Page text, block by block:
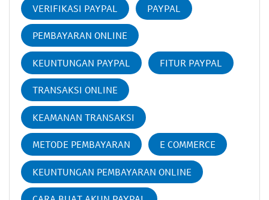
VERIFIKASI PAYPAL PAYPAL
PEMBAYARAN ONLINE
KEUNTUNGAN PAYPAL FITUR PAYPAL
TRANSAKSI ONLINE
KEAMANAN TRANSAKSI
METODE PEMBAYARAN E COMMERCE
KEUNTUNGAN PEMBAYARAN ONLINE